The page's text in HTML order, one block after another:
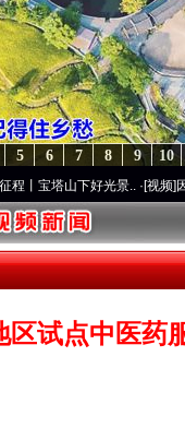
10
9
8
7
6
5
下好光景..·[视频]因党而生
区试点中医药